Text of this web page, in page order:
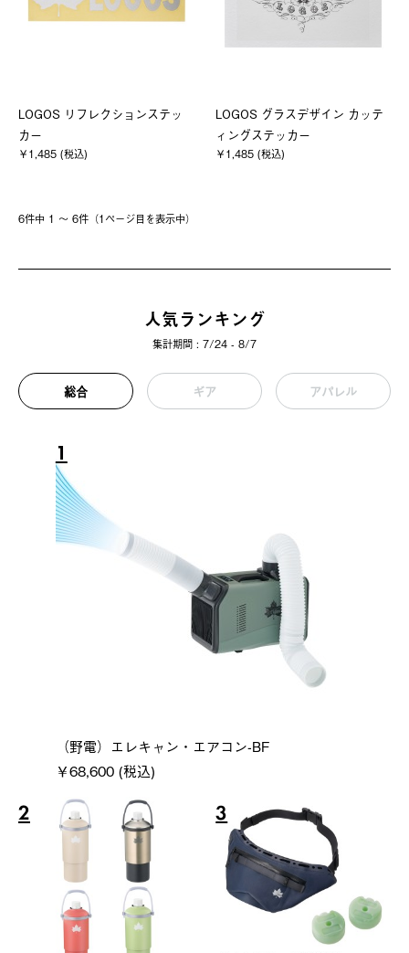
LOGOS リフレクションステッ
カー
￥1,485 (税込)
LOGOS グラスデザイン カッテ
ィングステッカー
￥1,485 (税込)
6件中 1 〜 6件（1ページ⽬を表⽰中）
人気ランキング
集計期間 : 7/24 - 8/7
総合 ギア アパレル
1
（野電）エレキャン・エアコン-BF
￥68,600 (税込)
2 3